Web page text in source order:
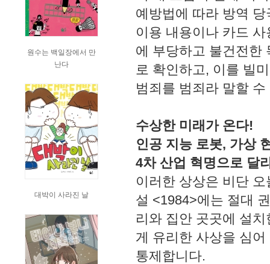
원수는 백일장에서 만
난다
대박이 사라진 날
예방법에 따라 방역
이용 내용이나 카드
에 부당하고 불건전한
로 확인하고, 이를 빌
범죄를 범죄라 말할
수상한 미래가 온다!
인공 지능 로봇, 가상
4차 산업 혁명으로 달
이러한 상상은 비단
설 <1984>에는 절대
리와 집안 곳곳에 설치
게 유리한 사상을 심
통제합니다.